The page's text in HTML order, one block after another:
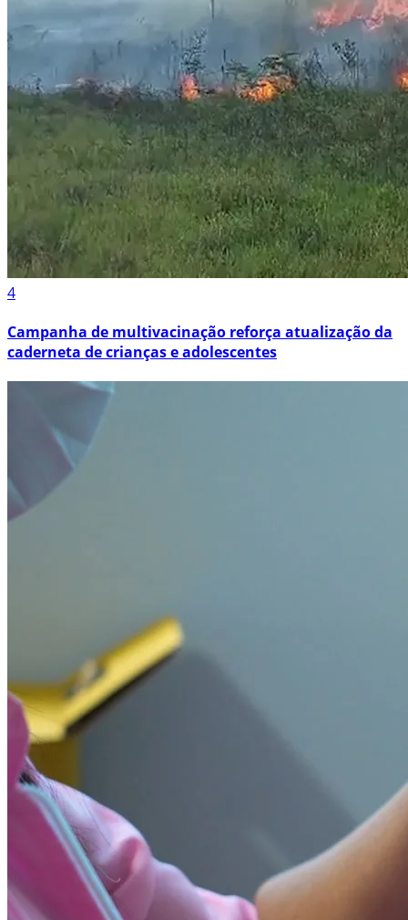
4
Campanha de multivacinação reforça atualização da
caderneta de crianças e adolescentes